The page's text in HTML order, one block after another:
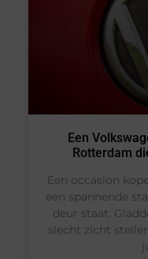
Een
Rotterdam
Een occasion
een spannende
deur staat.
slecht zicht